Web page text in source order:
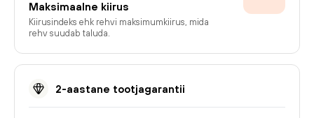
Maksimaalne kiirus
Kiirusindeks ehk rehvi maksimumkiirus, mida
rehv suudab taluda.
2-aastane tootjagarantii